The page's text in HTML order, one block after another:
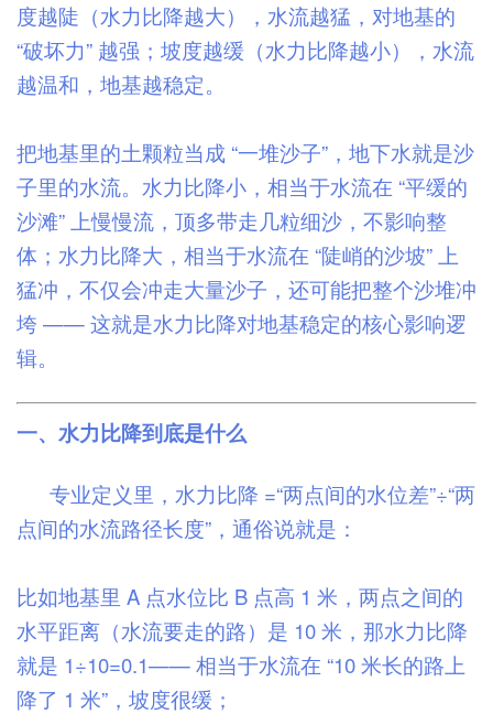
度越陡（水力比降越大），水流越猛，对地基的
“破坏力” 越强；坡度越缓（水力比降越小），水流
越温和，地基越稳定。
把地基里的土颗粒当成 “一堆沙子”，地下水就是沙
子里的水流。水力比降小，相当于水流在 “平缓的
沙滩” 上慢慢流，顶多带走几粒细沙，不影响整
体；水力比降大，相当于水流在 “陡峭的沙坡” 上
猛冲，不仅会冲走大量沙子，还可能把整个沙堆冲
垮 —— 这就是水力比降对地基稳定的核心影响逻
辑。
一、水力比降到底是什么
专业定义里，水力比降 =“两点间的水位差”÷“两
点间的水流路径长度”，通俗说就是：
比如地基里 A 点水位比 B 点高 1 米，两点之间的
水平距离（水流要走的路）是 10 米，那水力比降
就是 1÷10=0.1—— 相当于水流在 “10 米长的路上
降了 1 米”，坡度很缓；